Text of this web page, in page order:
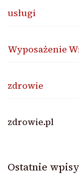
usługi
Wyposażenie
zdrowie
zdrowie.pl
Ostatnie wpisy